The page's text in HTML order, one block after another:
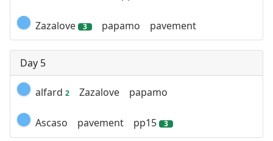
Zazalove 3 papamo pavement
Day 5
alfard 2 Zazalove papamo
Ascaso pavement pp15 3